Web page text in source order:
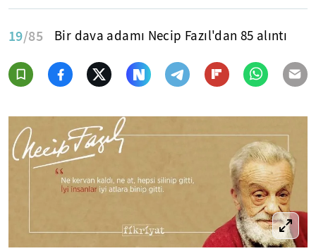
19/85 Bir dava adamı Necip Fazıl'dan 85 alıntı